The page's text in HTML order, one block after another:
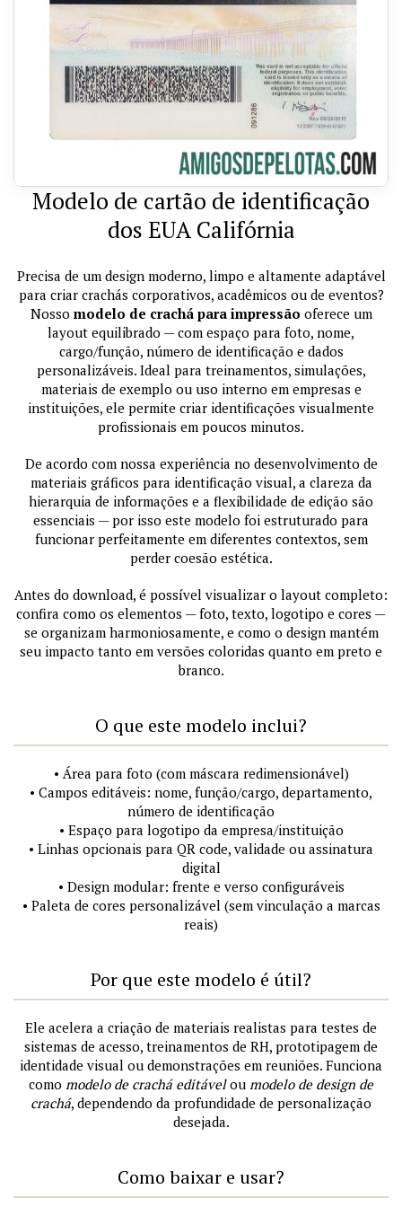
Modelo de cartão de identificação
dos EUA Califórnia
Precisa de um design moderno, limpo e altamente adaptável
para criar crachás corporativos, acadêmicos ou de eventos?
Nosso modelo de crachá para impressão oferece um
layout equilibrado — com espaço para foto, nome,
cargo/função, número de identificação e dados
personalizáveis. Ideal para treinamentos, simulações,
materiais de exemplo ou uso interno em empresas e
instituições, ele permite criar identificações visualmente
profissionais em poucos minutos.
De acordo com nossa experiência no desenvolvimento de
materiais gráficos para identificação visual, a clareza da
hierarquia de informações e a flexibilidade de edição são
essenciais — por isso este modelo foi estruturado para
funcionar perfeitamente em diferentes contextos, sem
perder coesão estética.
Antes do download, é possível visualizar o layout completo:
confira como os elementos — foto, texto, logotipo e cores —
se organizam harmoniosamente, e como o design mantém
seu impacto tanto em versões coloridas quanto em preto e
branco.
O que este modelo inclui?
• Área para foto (com máscara redimensionável)
• Campos editáveis: nome, função/cargo, departamento,
número de identificação
• Espaço para logotipo da empresa/instituição
• Linhas opcionais para QR code, validade ou assinatura
digital
• Design modular: frente e verso configuráveis
• Paleta de cores personalizável (sem vinculação a marcas
reais)
Por que este modelo é útil?
Ele acelera a criação de materiais realistas para testes de
sistemas de acesso, treinamentos de RH, prototipagem de
identidade visual ou demonstrações em reuniões. Funciona
como modelo de crachá editávelou modelo de design de
crachá, dependendo da profundidade de personalização
desejada.
Como baixar e usar?